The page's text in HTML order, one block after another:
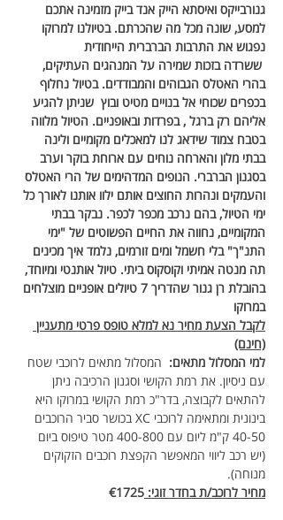
גנורבייקס ואיסתא הייק אנד בייק מזמינה אתכם
למסע, שונה מכל מה שהכרתם. בטיולנו למרוקו
נפגוש את התרבות הברברית הייחודית
ששרדה בזכות שמירה על המנהגים העתיקים,
בהרי האטלס הגבוהים והמבודדים. בטיול נחלוף
בכפרים שכוחי אל בנויים מטיט ובוץ  שניתן להגיע
אליהם רק ברגל , בפרדות ובאופניים. הטיול מלווה
בטבח צמוד שידאג לנו למאכלים מקומיים ולינה
בבתי מלון והארחה נוחים עם ארוחת בוקר וערב
בסגנון הברברי. הנופים המדהימים של הרי האטלס
והעמקים ונהרות החוצים אותם ילוו אותנו לאורך כל
ימי הטיול, בהם נרכב מכפר לכפר. נבקר בבתי
המקומיים, נחווה את החיים הפשוטים של "ימי
התנ"ך" בלי חשמל ומים זורמים, נלמד איך מכינים
תה מנטה אמיתי וקוסקוס ביתי. טיול אותנטי ומיוחד,
בהובלת רן גנור שהדריך 7 טיולים אופניים מוצלחים
במרוקו
לקבל הצעת מחיר נא למלא טופס פרטי מתעניין
(חינם)
למי המסלול מתאים: המסלול מתאים לרוכבי שטח
עם ניסיון. את רמת הקושי וסגנון הרכיבה ניתן
להתאים לקבוצה, בדר"כ רמת הקושי במרוקו היא
בינונית ומתאימה לרוכבי XC בכושר סביר הרוכבים
40-50 ק"מ ליום עם 400-800 מטר טיפוס ביום
(יש רכב ליווי המאפשר הקפצת רוכבים הזקוקים
מנוחה).
מחיר לרוכב/ת בחדר זוגי: €1725